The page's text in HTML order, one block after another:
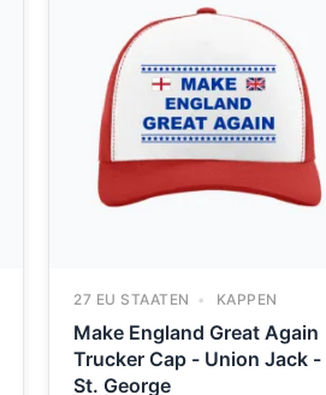
27 EU STAATEN KAPPEN
Make England Great Again
Trucker Cap - Union Jack -
St. George